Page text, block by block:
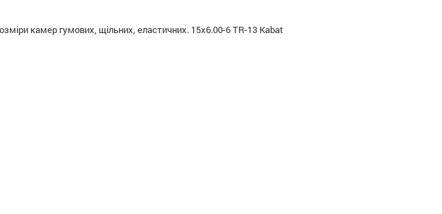
камер гумових, щільних, еластичних. 15x6.00-6 TR-13 Kabat